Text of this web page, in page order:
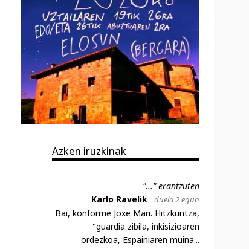
Azken iruzkinak
"..." erantzuten
Karlo Ravelik
duela 2 egun
Bai, konforme Joxe Mari. Hitzkuntza,
"guardia zibila, inkisizioaren
ordezkoa, Espainiaren muina...